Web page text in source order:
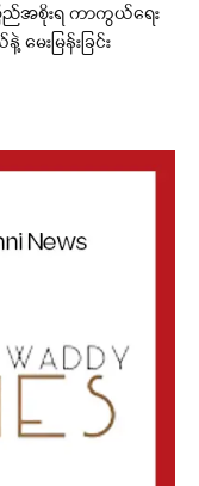
ည်အစိုးရ ကာကွယ်ရေး
ေးမြန်းခြင်း